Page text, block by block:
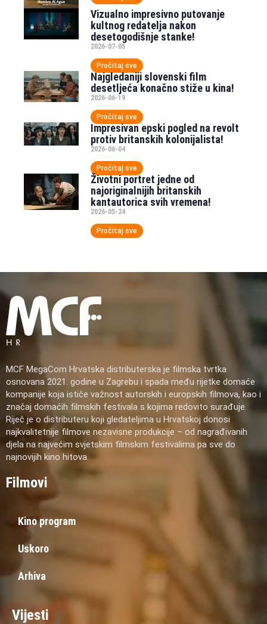
Vizualno impresivno putovanje
kultnog redatelja nakon
desetogodišnje stanke!
2026-07-05
Pročitaj sve
Najgledaniji slovenski film
desetljeća konačno stiže u kina!
2026-06-19
Pročitaj sve
Impresivan epski pogled na revolt
protiv britanskih kolonijalista!
2026-06-04
Pročitaj sve
Životni portret jedne od
najoriginalnijih britanskih
kantautorica svih vremena!
2026-05-24
Pročitaj sve
MCF MegaCom Hrvatska distributerska je filmska tvrtka
osnovana 2021. godine u Zagrebu i spada među rijetke domaće
kompanije koja ističe važnost autorskih i europskih filmova, kao i
značaj domaćih filmskih festivala s kojima redovito surađuje.
Riječ je o distributeru koji gledateljima u Hrvatskoj donosi
najkvalitetnije filmove nezavisne produkcije – od nagrađivanih
djela na najvećim svjetskim filmskim festivalima pa sve do
najnovijih kino hitova.
Filmovi
Kino program
Uskoro
Arhiva
Vijesti